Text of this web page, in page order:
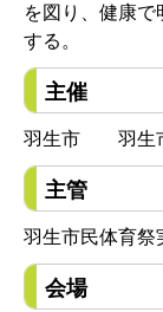
を図り、健康
する。
主催
羽生市 羽生
主管
羽生市民体育祭
会場